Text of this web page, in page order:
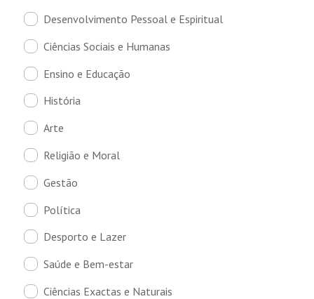
Desenvolvimento Pessoal e Espiritual
Ciências Sociais e Humanas
Ensino e Educação
História
Arte
Religião e Moral
Gestão
Política
Desporto e Lazer
Saúde e Bem-estar
Ciências Exactas e Naturais